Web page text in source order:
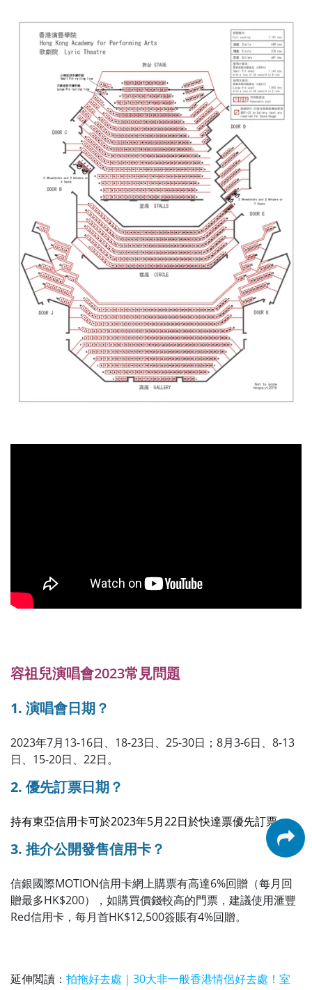
容祖兒演唱會2023常見問題
1. 演唱會日期？
2023年7月13-16日、18-23日、25-30日；8月3-6日、8-13
日、15-20日、22日。
2. 優先訂票日期？
持有東亞信用卡可於2023年5月22日於快達票優先訂票。
3. 推介公開發售信用卡？
信銀國際MOTION信用卡網上購票有高達6%回贈（每月回
贈最多HK$200），如購買價錢較高的門票，建議使用滙豐
Red信用卡，每月首HK$12,500簽賬有4%回贈。
延伸閲讀： 拍拖好去處｜30大非一般香港情侶好去處！室